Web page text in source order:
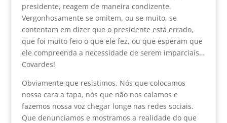
presidente, reagem de maneira condizente.
Vergonhosamente se omitem, ou se muito, se
contentam em dizer que o presidente está errado,
que foi muito feio o que ele fez, ou que esperam que
ele compreenda a necessidade de serem imparciais…
Covardes!
Obviamente que resistimos. Nós que colocamos
nossa cara a tapa, nós que não nos calamos e
fazemos nossa voz chegar longe nas redes sociais.
Que denunciamos e mostramos a realidade do que